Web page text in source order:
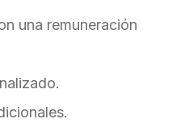
una remuneración